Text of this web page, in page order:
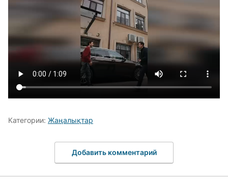
Категории: Жаңалықтар
Добавить комментарий